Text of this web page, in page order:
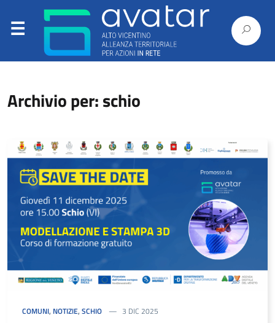
Archivio per: schio
COMUNI, NOTIZIE, SCHIO 3 DIC 2025